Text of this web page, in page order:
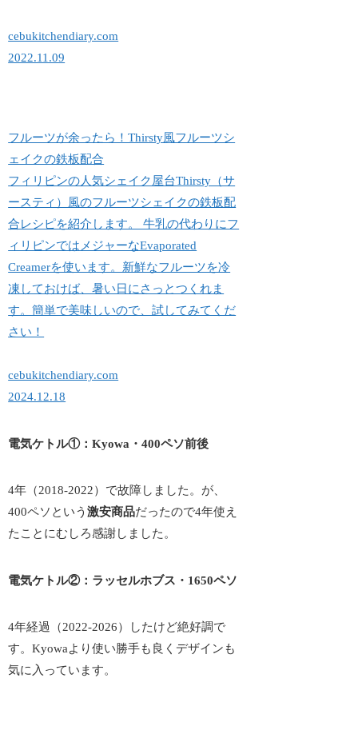
cebukitchendiary.com
2022.11.09
フルーツが余ったら！Thirsty風フルーツシ
ェイクの鉄板配合
フィリピンの人気シェイク屋台Thirsty（サ
ースティ）風のフルーツシェイクの鉄板配
合レシピを紹介します。 牛乳の代わりにフ
ィリピンではメジャーなEvaporated
Creamerを使います。新鮮なフルーツを冷
凍しておけば、暑い日にさっとつくれま
す。簡単で美味しいので、試してみてくだ
さい！
cebukitchendiary.com
2024.12.18
電気ケトル①：Kyowa・400ペソ前後
4年（2018-2022）で故障しました。が、
400ペソという激安商品だったので4年使え
たことにむしろ感謝しました。
電気ケトル②：ラッセルホブス・1650ペソ
4年経過（2022-2026）したけど絶好調で
す。Kyowaより使い勝手も良くデザインも
気に入っています。